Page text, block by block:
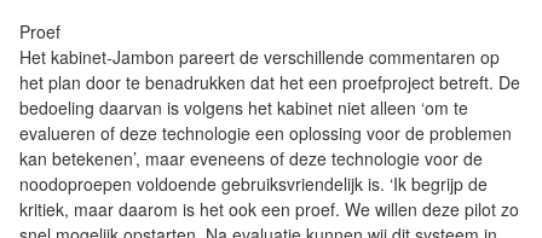
Proef
Het kabinet-Jambon pareert de verschillende commentaren op
het plan door te benadrukken dat het een proefproject betreft. De
bedoeling daarvan is volgens het kabinet niet alleen ‘om te
evalueren of deze technologie een oplossing voor de problemen
kan betekenen’, maar eveneens of deze technologie voor de
noodoproepen voldoende gebruiksvriendelijk is. ‘Ik begrijp de
kritiek, maar daarom is het ook een proef. We willen deze pilot zo